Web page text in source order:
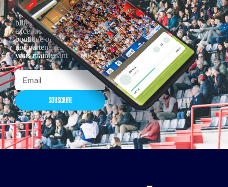
Actualités, nouveautés,
billetterie, remises
exceptionnelles dans la
boutique officielles & chez
nos partenaires… Inscrivez-
vous maintenant
SOUSCRIRE